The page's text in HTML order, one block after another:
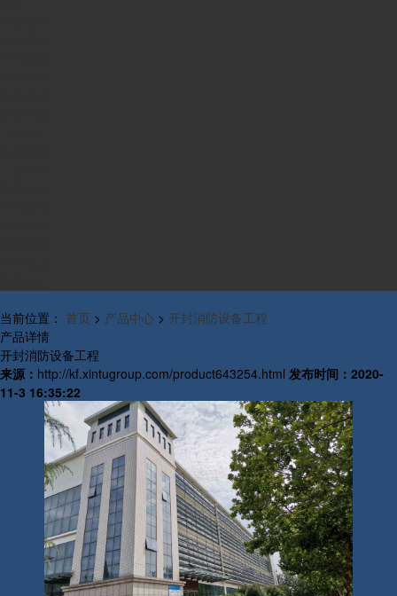
当前位置： 首页 > 产品中心 > 开封消防设备工程
产品详情
开封消防设备工程
来源： http://kf.xintugroup.com/product643254.html 发布时间： 2020-
11-3 16:35:22